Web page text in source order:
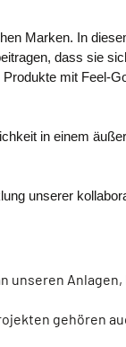
Marken. In
dass sie
mit Feel-
in einem
unserer
gehören